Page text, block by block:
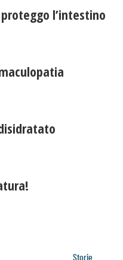
l’intestino